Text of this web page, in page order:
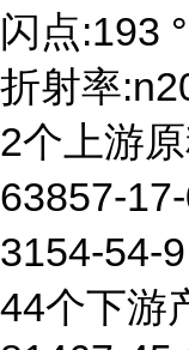
闪点:193
折射率
2个上游
63857-
3154-54-
44个下游